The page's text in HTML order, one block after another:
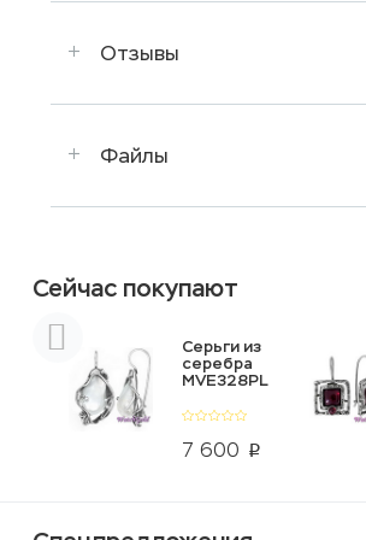
Отзывы
Файлы
Сейчас покупают
7 600 p
Серьги из
серебра
MVE328PL